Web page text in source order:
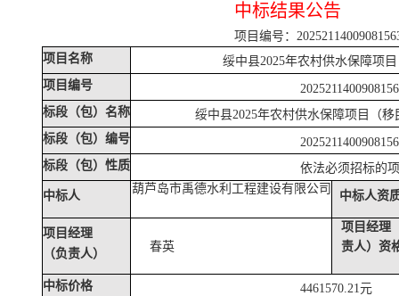
中标结果公告
项目编号：
项目名称
绥中县2025年农村供水保障项
项目编号
标段（包）名称
绥中县2025年农村供水保障项目（
标段（包）编号
标段（包）性质
依法必须招标的
中标人
葫芦岛市禹德水利工程建设有限公司
中标人资
项目经理
（负责人）
春英
项目经理
责人）资
中标价格
4461570.21元